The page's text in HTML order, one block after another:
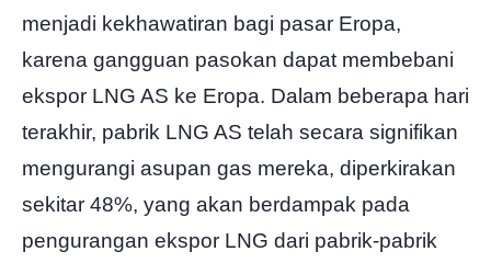
menjadi kekhawatiran bagi pasar Eropa,
karena gangguan pasokan dapat membebani
ekspor LNG AS ke Eropa. Dalam beberapa hari
terakhir, pabrik LNG AS telah secara signifikan
mengurangi asupan gas mereka, diperkirakan
sekitar 48%, yang akan berdampak pada
pengurangan ekspor LNG dari pabrik-pabrik